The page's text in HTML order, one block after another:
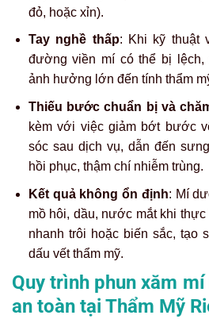
đỏ, hoặc xỉn).
Tay nghề thấp: Khi kỹ thuật
đường viền mí có thể bị lệch,
ảnh hưởng lớn đến tính thẩm
Thiếu bước chuẩn bị và
kèm với việc giảm bớt bước
sóc sau dịch vụ, dẫn đến
hồi phục, thậm chí nhiễm trùng.
Kết quả không ổn định: Mí
mồ hôi, dầu, nước mắt khi
nhanh trôi hoặc biến sắc, tạo
dấu vết thẩm mỹ.
Quy trình phun xăm
an toàn tại Thẩm Mỹ